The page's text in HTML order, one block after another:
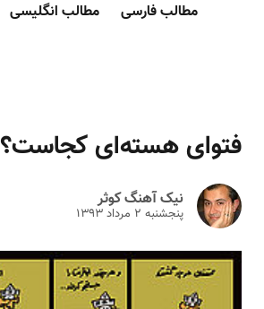
مطالب فارسی مطالب انگلیسی
فتوای هسته‌ای کجاست؟‎
نیک آهنگ کوثر
پنجشنبه ۲ مرداد ۱۳۹۳